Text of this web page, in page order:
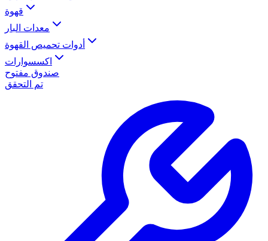
قهوة
معدات البار
أدوات تحميص القهوة
اكسسوارات
صندوق مفتوح
تم التحقق